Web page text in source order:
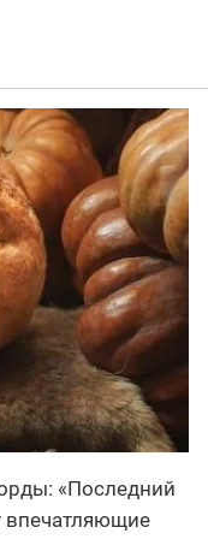
«Последний
впечатляющие